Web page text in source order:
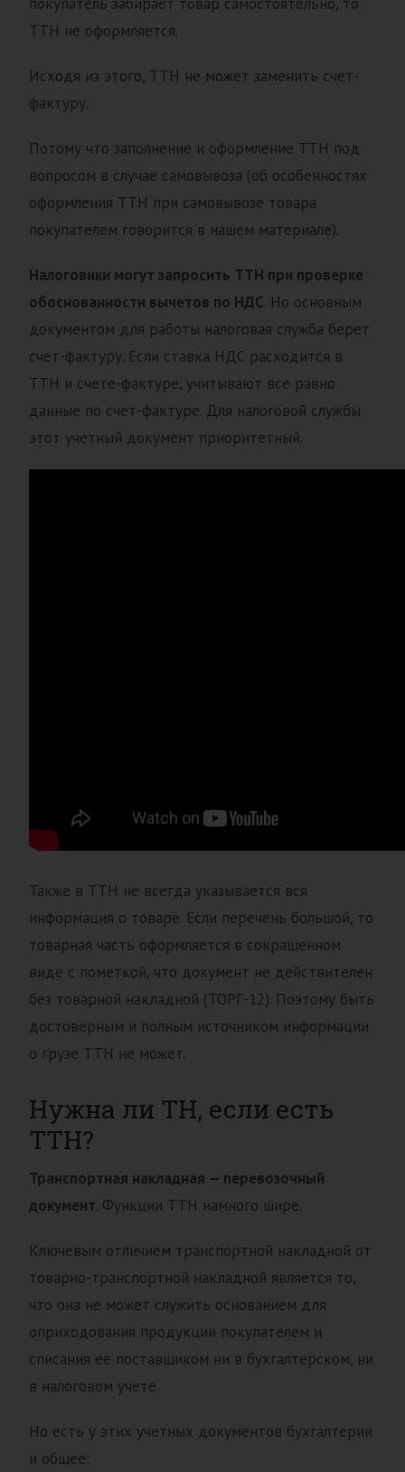
ТТН не оформляется.
Исходя из этого, ТТН не может заменить счет-
фактуру.
Потому что заполнение и оформление ТТН под
вопросом в случае самовывоза (об особенностях
оформления ТТН при самовывозе товара
покупателем говорится в нашем материале).
Налоговики могут запросить ТТН при проверке
обоснованности вычетов по НДС. Но основным
документом для работы налоговая служба берет
счет-фактуру. Если ставка НДС расходится в
ТТН и счете-фактуре, учитывают все равно
данные по счет-фактуре. Для налоговой службы
этот учетный документ приоритетный.
Также в ТТН не всегда указывается вся
информация о товаре. Если перечень большой, то
товарная часть оформляется в сокращенном
виде с пометкой, что документ не действителен
без товарной накладной (ТОРГ-12). Поэтому быть
достоверным и полным источником информации
о грузе ТТН не может.
Нужна ли ТН, если есть
ТТН?
Транспортная накладная — перевозочный
документ. Функции ТТН намного шире.
Ключевым отличием транспортной накладной от
товарно-транспортной накладной является то,
что она не может служить основанием для
оприходования продукции покупателем и
списания ее поставщиком ни в бухгалтерском, ни
в налоговом учете.
Но есть у этих учетных документов бухгалтерии
и общее: